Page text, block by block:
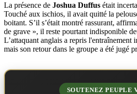
La présence de Joshua Duffus était
Touché aux ischios, il avait quitté la
boitant. S’il s’était montré rassurant,
de grave », il reste pourtant indisponible
L’attaquant anglais a repris l'entraînement
mais son retour dans le groupe a été jugé
SOUTENEZ PEUPLE